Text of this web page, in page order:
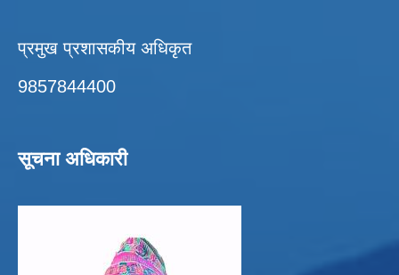
प्रमुख प्रशासकीय अधिकृत
9857844400
सूचना अधिकारी